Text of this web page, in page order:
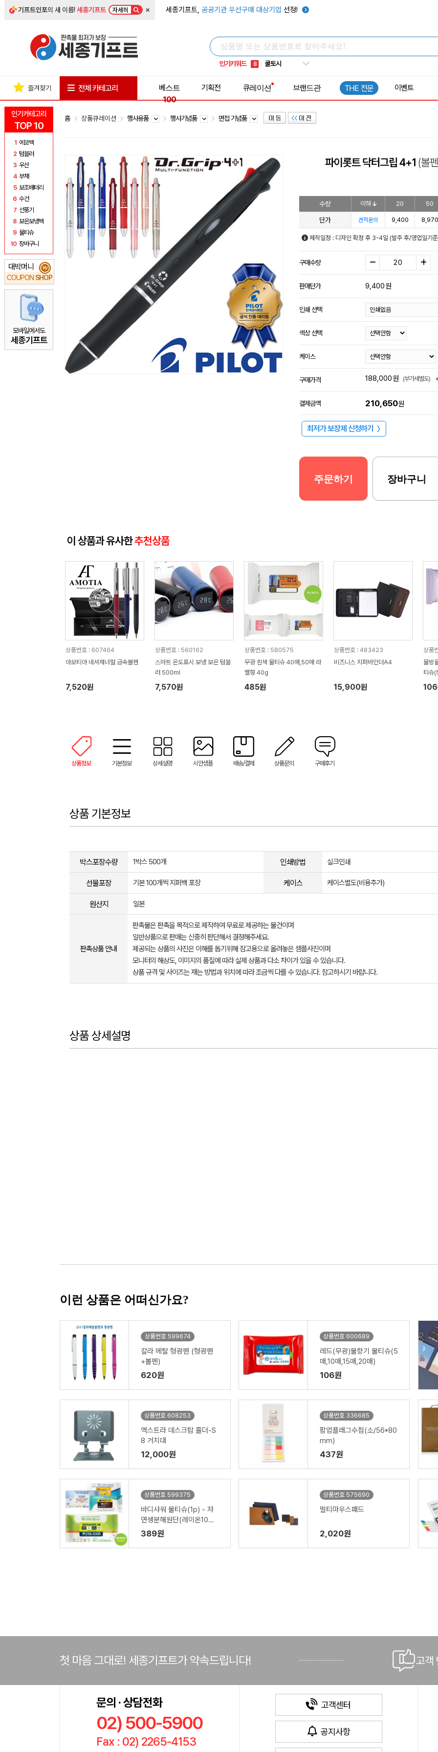
기프트인포의 새 이름!세종기프트 자세히 × 세종기프트, 공공기관 우선구매 대상기업 선정!
인기키워드
5 키캡
8 쿨토시
9 넥쿨러
1 선풍기
인기카테고리
TOP 10
1 에코백
2 텀블러
3 우산
4 부채
5 보조배터리
6 수건
7 선풍기
8 보온보냉백
9 물티슈
10 장바구니
대박머니
COUPON SHOP
₩
모바일에서도
세종기프트
즐겨찾기 전체 카테고리
베스트
100
기획전 큐레이션 브랜드관 THE 전문 이벤트
홈 상품큐레이션 행사용품 행사기념품 면접 기념품
파이롯트 닥터그립 4+1 (볼
수량 이하 20 50
단가 견적문의 9,400 8,970
제작일정 : 디자인 확정 후 3-4일 (발주 후/영업일기
구매수량
판매단가 9,400원
인쇄 선택
색상 선택
케이스
구매가격 188,000원 (부가세별도)
결제금액 210,650원
최저가 보장제 신청하기 〉
주문하기 장바구니
이 상품과 유사한추천상품
상품번호 : 607464
아모티아 네셔제너럴 금속볼펜
7,520원
상품번호 : 560162
스마트 온도표시 보냉 보온 텀블
러 500ml
7,570원
상품번호 : 580575
무광 흰색 물티슈 40매,50매 라
벨형 40g
485원
상품번호 : 483423
비즈니스 지퍼바인더A4
15,900원
상품
물방
티슈
상품정보 기본정보 상세설명 시안샘플 배송/결제 상품문의 구매후기
상품 기본정보
박스포장수량 1박스 500개 인쇄방법 실크인쇄
선물포장 기본 100개씩 지퍼백 포장 케이스 케이스별도(비용추가)
원산지 일본
판촉상품 안내
판촉물은 판촉을 목적으로 제작하여 무료로 제공하는 물건이며
일반상품으로 판매는 신중히 판단해서 결정해주세요.
제공되는 상품의 사진은 이해를 돕기위해 참고용으로 올려놓은 샘플사진이며
모니터의 해상도, 이미지의 품질에 따라 실제 상품과 다소 차이가 있을 수 있습니다.
상품 규격 및 사이즈는 재는 방법과 위치에 따라 조금씩 다를 수 있습니다. 참고하시기 바랍니다.
상품 상세설명
이런 상품은 어떠신가요?
상품번호 599674
칼라 메탈 형광펜 (형광펜
+볼펜)
620원
상품번호 600689
레드(무광)물향기 물티슈(5
매,10매,15매,20매)
106원
상품번호 608253
엑스트라 데스크탑 홀더-S
8 거치대
12,000원
상품번호 336685
팝업플래그수첩(소/56*80
mm)
437원
상품번호 599375
바디샤워 물티슈(1p) - 자
연생분해원단(레이온10
0%)
389원
상품번호 575690
멀티마우스패드
2,020원
첫 마음 그대로! 세종기프트가 약속드립니다! 고객
문의 · 상담전화
02) 500-5900
Fax : 02) 2265-4153
고객센터
공지사항